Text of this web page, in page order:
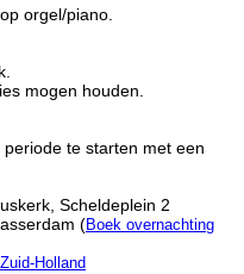
orgel/piano.
mogen houden.
te starten met een
Scheldeplein 2
(Boek overnachting
Holland